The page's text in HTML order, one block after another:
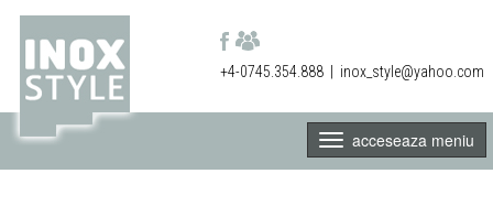
+4-0745.354.888 inox_style@yahoo.com
acceseaza meniu